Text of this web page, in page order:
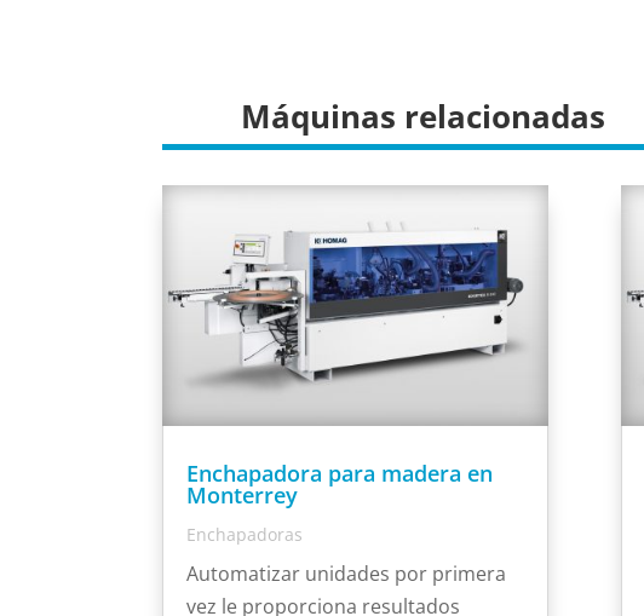
Máquinas relacionadas
Enchapadora para madera en
Monterrey
Enchapadoras
Automatizar unidades por primera
vez le proporciona resultados